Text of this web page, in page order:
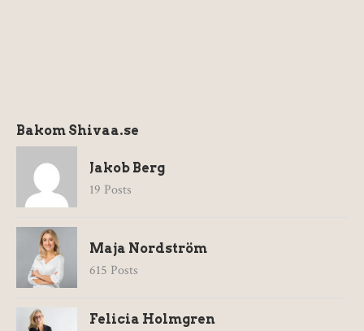
Bakom Shivaa.se
Jakob Berg
19 Posts
Maja Nordström
615 Posts
Felicia Holmgren